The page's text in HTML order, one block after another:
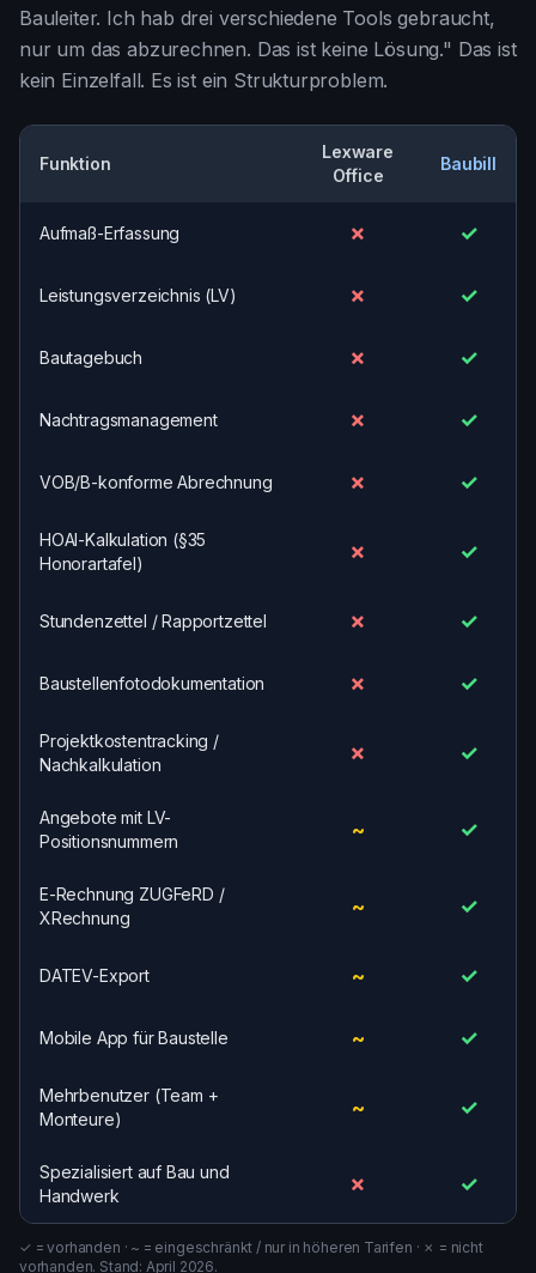
Bauleiter. Ich hab drei verschiedene Tools gebraucht,
nur um das abzurechnen. Das ist keine Lösung." Das ist
kein Einzelfall. Es ist ein Strukturproblem.
Funktion
Lexware
Office
Baubill
Aufmaß-Erfassung ✗ ✓
Leistungsverzeichnis (LV) ✗ ✓
Bautagebuch ✗ ✓
Nachtragsmanagement ✗ ✓
VOB/B-konforme Abrechnung ✗ ✓
HOAI-Kalkulation (§35
Honorartafel)
✗ ✓
Stundenzettel / Rapportzettel ✗ ✓
Baustellenfotodokumentation ✗ ✓
Projektkostentracking /
Nachkalkulation
✗ ✓
Angebote mit LV-
Positionsnummern
~ ✓
E-Rechnung ZUGFeRD /
XRechnung
~ ✓
DATEV-Export ~ ✓
Mobile App für Baustelle ~ ✓
Mehrbenutzer (Team +
Monteure)
~ ✓
Spezialisiert auf Bau und
Handwerk
✗ ✓
✓ = vorhanden · ~ = eingeschränkt / nur in höheren Tarifen · ✗ = nicht
vorhanden. Stand: April 2026.